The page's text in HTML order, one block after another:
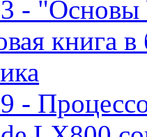
- "Основы
книга в
-